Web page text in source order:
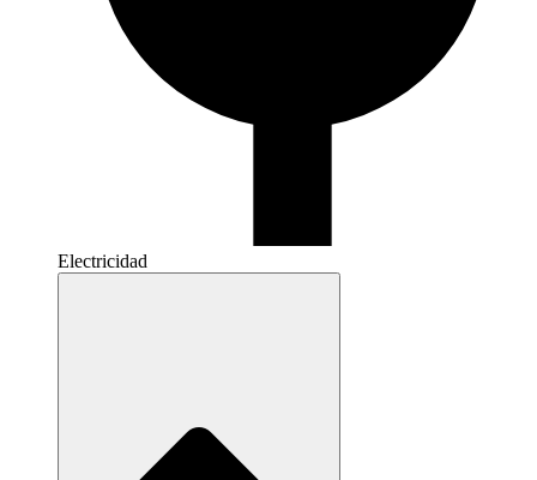
Electricidad